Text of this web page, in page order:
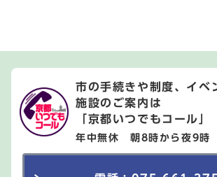
市の手続きや制度、イベ
施設のご案内は
「京都いつでもコール」
年中無休 朝8時から夜9時